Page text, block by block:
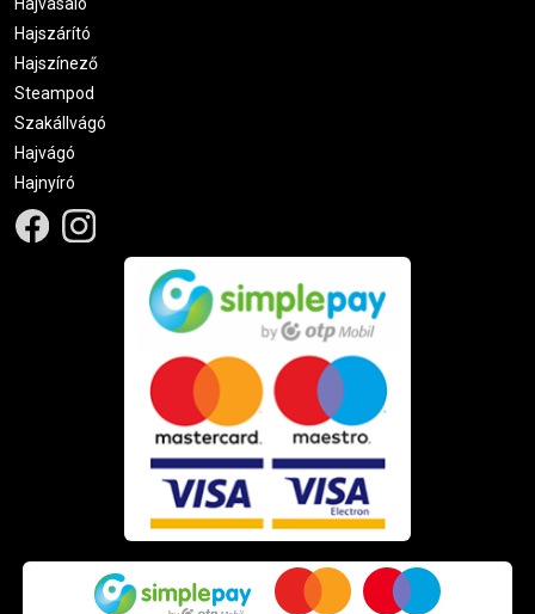
Hajszárító
Hajszínező
Steampod
Szakállvágó
Hajvágó
Hajnyíró